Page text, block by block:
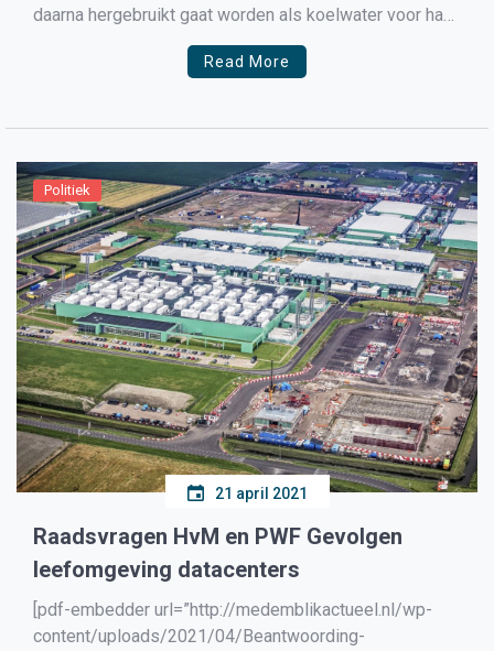
daarna hergebruikt gaat worden als koelwater voor haar
datacenter in Middenmeer. Microsoft laat weten dat het
bedrijf het gedoe over het gebruik van drinkwater zwaar
Read More
Politiek
21 april 2021
Raadsvragen HvM en PWF Gevolgen
leefomgeving datacenters
[pdf-embedder url=”http://medemblikactueel.nl/wp-
content/uploads/2021/04/Beantwoording-